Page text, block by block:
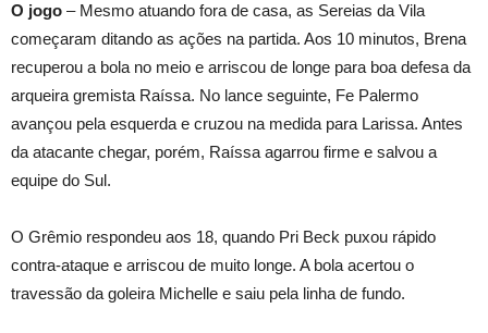
O jogo – Mesmo atuando fora de casa, as Sereias da Vila
começaram ditando as ações na partida. Aos 10 minutos, Brena
recuperou a bola no meio e arriscou de longe para boa defesa da
arqueira gremista Raíssa. No lance seguinte, Fe Palermo
avançou pela esquerda e cruzou na medida para Larissa. Antes
da atacante chegar, porém, Raíssa agarrou firme e salvou a
equipe do Sul.
O Grêmio respondeu aos 18, quando Pri Beck puxou rápido
contra-ataque e arriscou de muito longe. A bola acertou o
travessão da goleira Michelle e saiu pela linha de fundo.